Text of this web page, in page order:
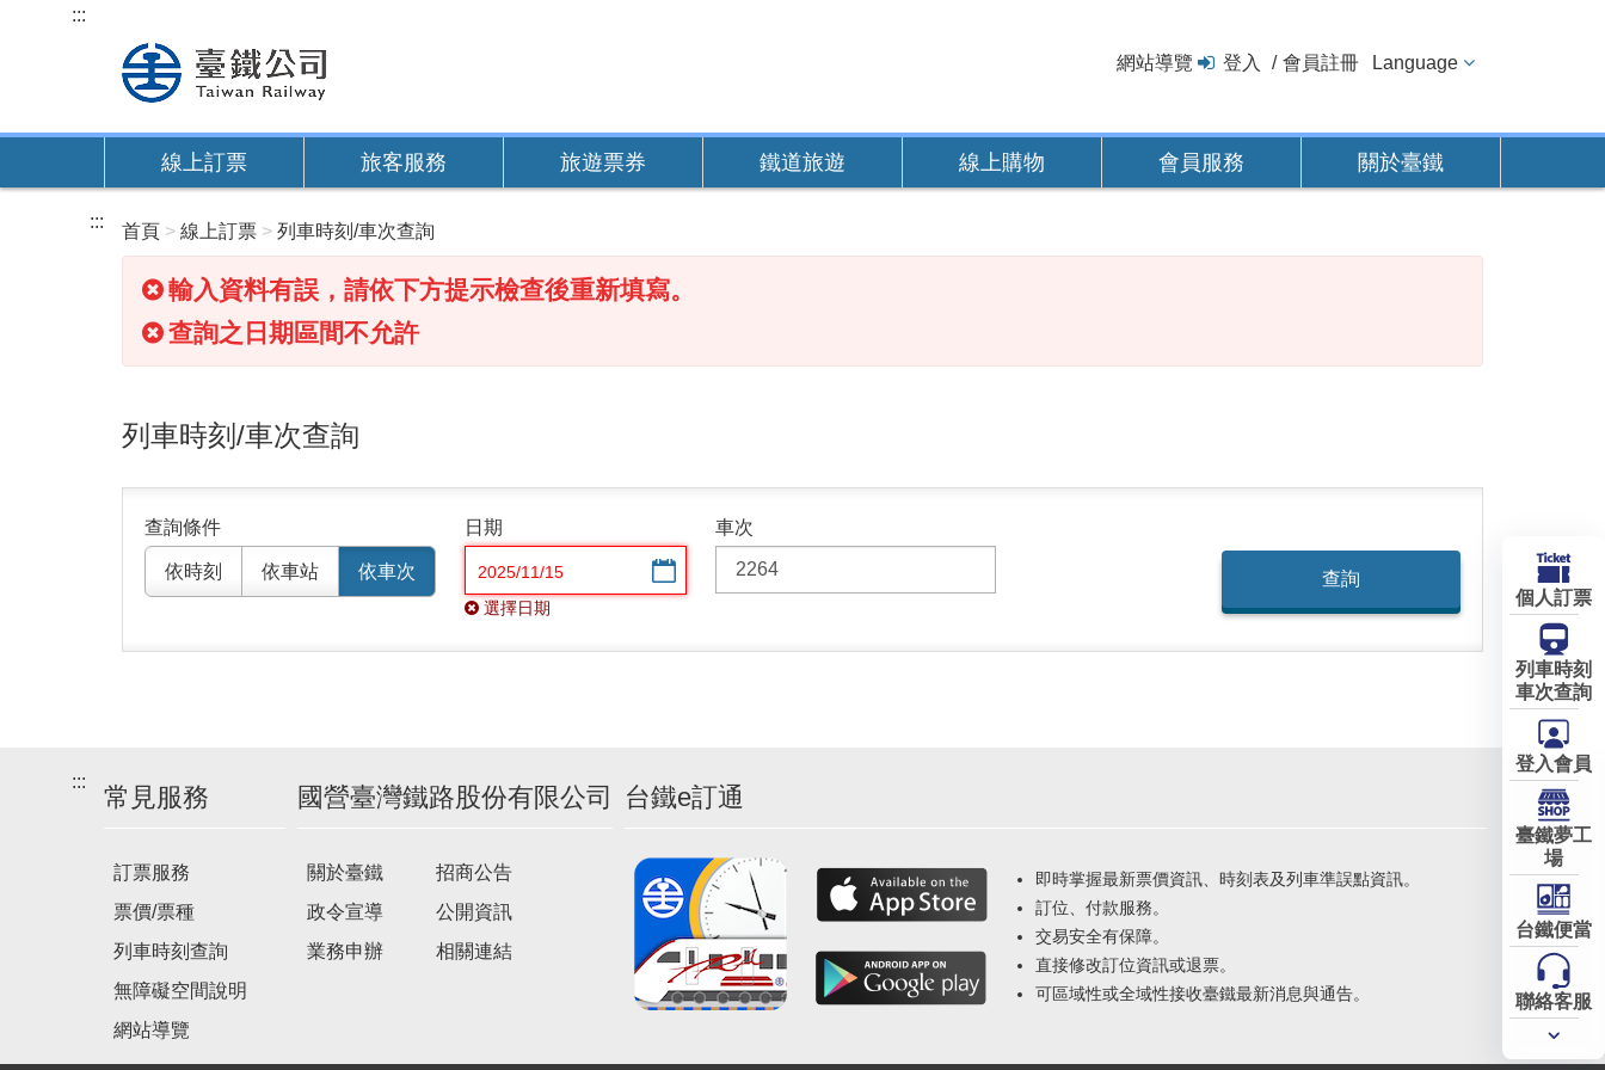
內
:::
網站導覽 登入 會員註冊 Language
線上訂票 旅客服務 旅遊票券 鐵道旅遊 線上購物 會員服務 關於臺鐵
::: 首頁 線上訂票 列車時刻/車次查詢
輸入資料有誤，請依下方提示檢查後重新填寫。
查詢之日期區間不允許
列車時刻/車次查詢
查詢條件
依時刻 依車站 依車次
日期
選擇日期
選擇日期
車次
:::
常見服務
訂票服務
票價/票種
列車時刻查詢
無障礙空間說明
網站導覽
國營臺灣鐵路股份有限公司
關於臺鐵
政令宣導
業務申辦
招商公告
公開資訊
相關連結
台鐵e訂通
即時掌握最新票價資訊、時刻表及列車準誤點資訊。
訂位、付款服務。
交易安全有保障。
直接修改訂位資訊或退票。
可區域性或全域性接收臺鐵最新消息與通告。
個人訂票
列車時刻
車次查詢
登入會員
臺鐵夢工
場
台鐵便當
聯絡客服
常用